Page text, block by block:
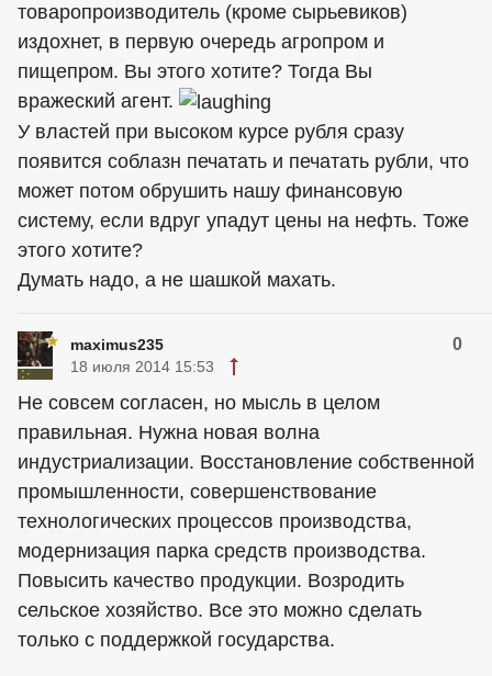
товаропроизводитель (кроме сырьевиков)
издохнет, в первую очередь агропром и
пищепром. Вы этого хотите? Тогда Вы
вражеский агент.
У властей при высоком курсе рубля сразу
появится соблазн печатать и печатать рубли, что
может потом обрушить нашу финансовую
систему, если вдруг упадут цены на нефть. Тоже
этого хотите?
Думать надо, а не шашкой махать.
maximus235 0
18 июля 2014 15:53
Не совсем согласен, но мысль в целом
правильная. Нужна новая волна
индустриализации. Восстановление собственной
промышленности, совершенствование
технологических процессов производства,
модернизация парка средств производства.
Повысить качество продукции. Возродить
сельское хозяйство. Все это можно сделать
только с поддержкой государства.